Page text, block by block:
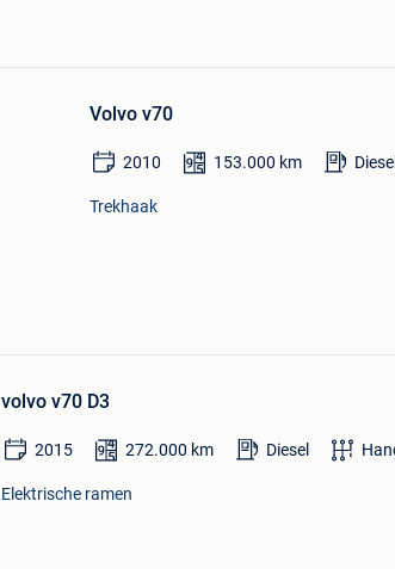
Volvo v70
2010 153.000 km Diesel
Trekhaak
volvo v70 D3
2015 272.000 km Diesel
Elektrische ramen